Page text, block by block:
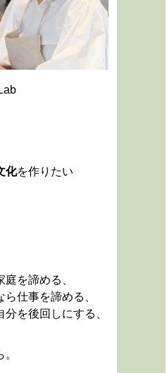
化を作りたい
を諦める、
仕事を諦める、
を後回しにする、